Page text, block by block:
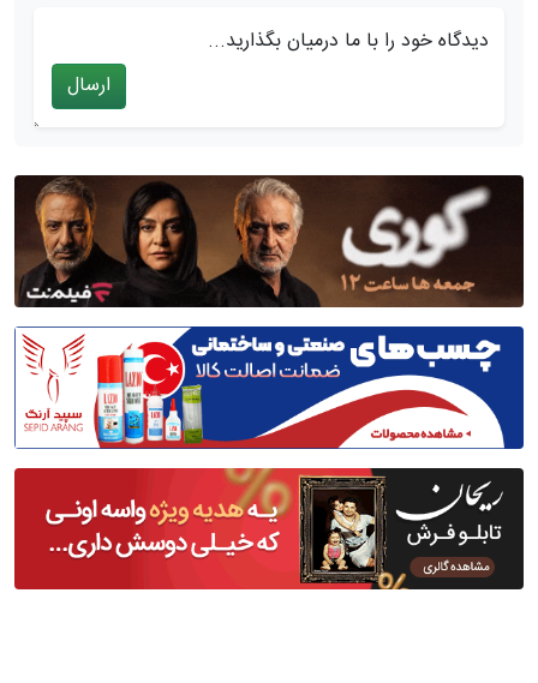
دیدگاه خود را با ما درمیان بگذارید...
ارسال